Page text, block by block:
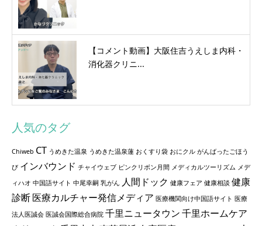
【コメント動画】大阪住吉うえしま内科・
消化器クリニ...
人気のタグ
Chiweb CT うめきた温泉 うめきた温泉蓮 おくすり袋 おにクル がんばったごほう
び インバウンド チャイウェブ ピンクリボン月間 メディカルツーリズム メデ
ィハオ 中国語サイト 中尾幸嗣 乳がん 人間ドック 健康フェア 健康相談 健康
診断医療カルチャー発信メディア 医療機関向け中国語サイト 医療
法人医誠会 医誠会国際総合病院 千里ニュータウン千里ホームケア